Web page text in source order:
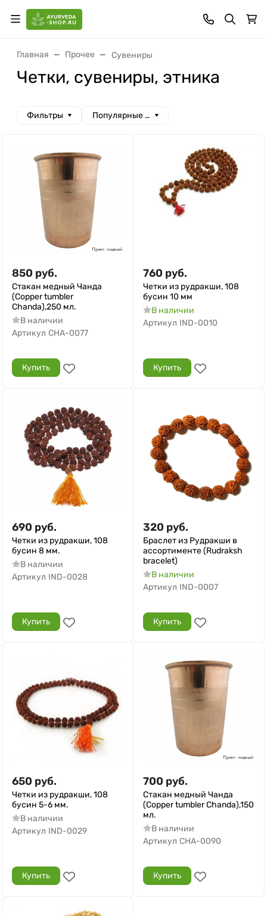
Главная Прочее Сувениры
Четки, сувениры, этника
Фильтры Популярные сначала
850 руб.
Стакан медный Чанда
(Copper tumbler
Chanda),250 мл.
В наличии
Артикул CHA-0077
Купить
760 руб.
Четки из рудракши, 108
бусин 10 мм
В наличии
Артикул IND-0010
Купить
690 руб.
Четки из рудракши, 108
бусин 8 мм.
В наличии
Артикул IND-0028
Купить
320 руб.
Браслет из Рудракши в
ассортименте (Rudraksh
bracelet)
В наличии
Артикул IND-0007
Купить
650 руб.
Четки из рудракши, 108
бусин 5-6 мм.
В наличии
Артикул IND-0029
Купить
700 руб.
Стакан медный Чанда
(Copper tumbler Chanda),150
мл.
В наличии
Артикул CHA-0090
Купить